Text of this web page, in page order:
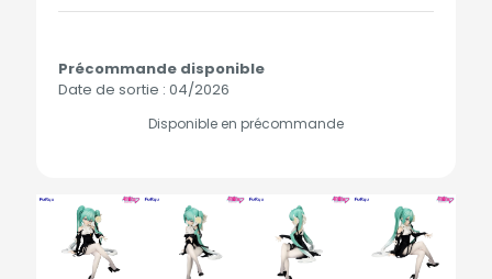
Précommande disponible
Date de sortie : 04/2026
Disponible en précommande